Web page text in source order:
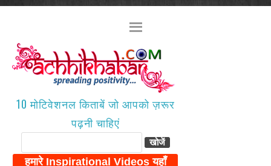
10 मोटिवेशनल किताबें जो आपको ज़रूर
पढ़नी चाहिएं